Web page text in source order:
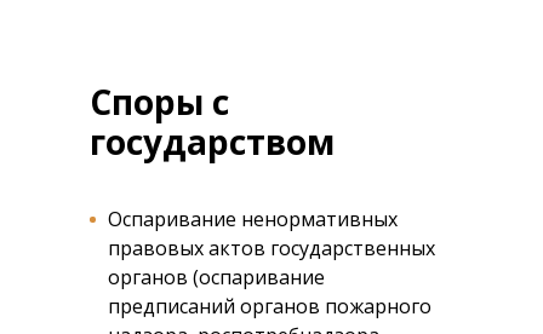
Споры с
государством
Оспаривание ненормативных
правовых актов государственных
органов (оспаривание
предписаний органов пожарного